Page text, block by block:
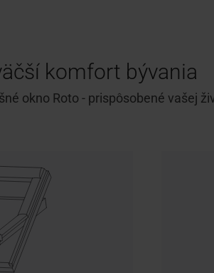
komfort bývania
okno Roto - prispôsobené vašej